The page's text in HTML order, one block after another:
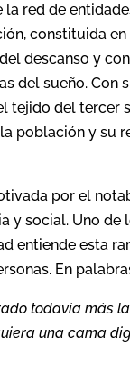
la red de
constituida
descanso y
del sueño. Con
tejido del tercer
población y su
por el
y social. Uno
entiende esta
En
todavía más
una cama